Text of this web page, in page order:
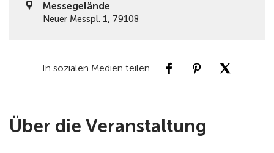
Messegelände
Neuer Messpl. 1, 79108
In sozialen Medien teilen
Über die Veranstaltung